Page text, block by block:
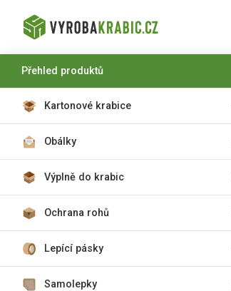
Přehled produktů
Kartonové krabice
Obálky
Výplně do krabic
Ochrana rohů
Lepící pásky
Samolepky